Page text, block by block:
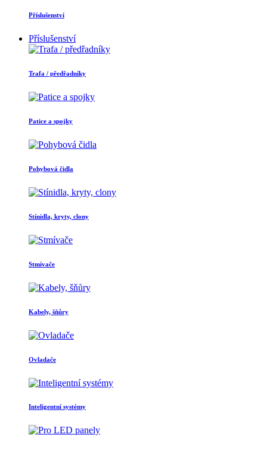
Příslušenství
Příslušenství
Trafa / předřadníky
Patice a spojky
Pohybová čidla
Stínidla, kryty, clony
Stmívače
Kabely, šňůry
Ovladače
Inteligentní systémy